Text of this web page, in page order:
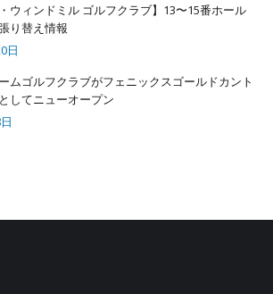
・ウィンドミル ゴルフクラブ】13〜15番ホール
り替え情報
日
ムゴルフクラブがフェニックスゴールドカント
してニューオープン